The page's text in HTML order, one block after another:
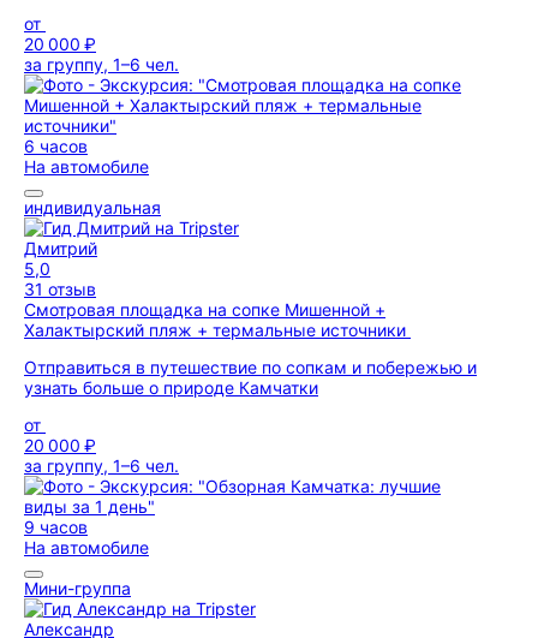
от
20 000 ₽
за группу, 1–6 чел.
6 часов
На автомобиле
индивидуальная
Дмитрий
5,0
31 отзыв
Смотровая площадка на сопке Мишенной +
Халактырский пляж + термальные источники
Отправиться в путешествие по сопкам и побережью и
узнать больше о природе Камчатки
от
20 000 ₽
за группу, 1–6 чел.
9 часов
На автомобиле
Мини-группа
Александр